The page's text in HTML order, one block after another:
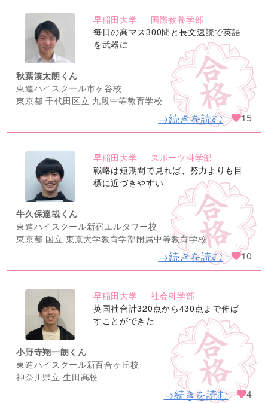
no
image
早稲田大学
国際教養学部
毎日の高マス300問と長文速読で英語
を武器に
秋葉湊太朗くん
東進ハイスクール市ヶ谷校
東京都 千代田区立 九段中等教育学校
→続きを読む 15
no
image
早稲田大学
スポーツ科学部
戦略は短期間で見れば、努力よりも目
標に近づきやすい
牛久保達哉くん
東進ハイスクール新宿エルタワー校
東京都 国立 東京大学教育学部附属中等教育学校
→続きを読む 10
no
image
早稲田大学
社会科学部
英国社合計320点から430点まで伸ば
すことができた
小野寺翔一朗くん
東進ハイスクール新百合ヶ丘校
神奈川県立 生田高校
→続きを読む 4